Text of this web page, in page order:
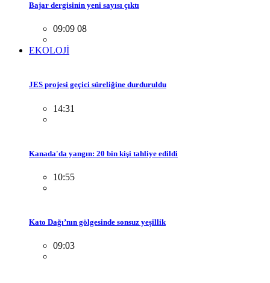
Bajar dergisinin yeni sayısı çıktı
09:09 08
EKOLOJİ
JES projesi geçici süreliğine durduruldu
14:31
Kanada'da yangın: 20 bin kişi tahliye edildi
10:55
Kato Dağı’nın gölgesinde sonsuz yeşillik
09:03